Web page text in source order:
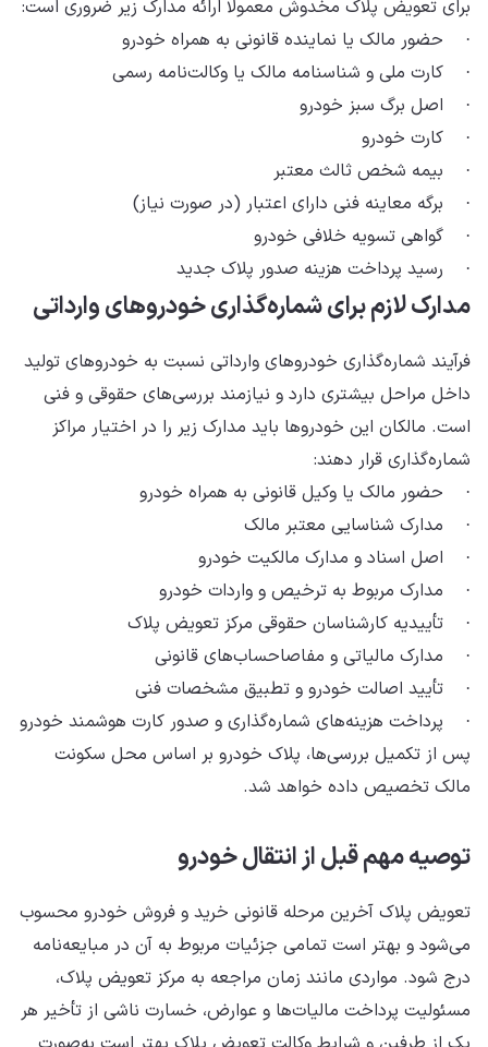
برای تعویض پلاک مخدوش معمولاً ارائه مدارک زیر ضروری است:
· حضور مالک یا نماینده قانونی به همراه خودرو
· کارت ملی و شناسنامه مالک یا وکالت‌نامه رسمی
· اصل برگ سبز خودرو
· کارت خودرو
· بیمه شخص ثالث معتبر
· برگه معاینه فنی دارای اعتبار (در صورت نیاز)
· گواهی تسویه خلافی خودرو
· رسید پرداخت هزینه صدور پلاک جدید
مدارک لازم برای شماره‌گذاری خودروهای وارداتی
فرآیند شماره‌گذاری خودروهای وارداتی نسبت به خودروهای تولید
داخل مراحل بیشتری دارد و نیازمند بررسی‌های حقوقی و فنی
است. مالکان این خودروها باید مدارک زیر را در اختیار مراکز
شماره‌گذاری قرار دهند:
· حضور مالک یا وکیل قانونی به همراه خودرو
· مدارک شناسایی معتبر مالک
· اصل اسناد و مدارک مالکیت خودرو
· مدارک مربوط به ترخیص و واردات خودرو
· تأییدیه کارشناسان حقوقی مرکز تعویض پلاک
· مدارک مالیاتی و مفاصاحساب‌های قانونی
· تأیید اصالت خودرو و تطبیق مشخصات فنی
· پرداخت هزینه‌های شماره‌گذاری و صدور کارت هوشمند خودرو
پس از تکمیل بررسی‌ها، پلاک خودرو بر اساس محل سکونت
مالک تخصیص داده خواهد شد.
توصیه مهم قبل از انتقال خودرو
تعویض پلاک آخرین مرحله قانونی خرید و فروش خودرو محسوب
می‌شود و بهتر است تمامی جزئیات مربوط به آن در مبایعه‌نامه
درج شود. مواردی مانند زمان مراجعه به مرکز تعویض پلاک،
مسئولیت پرداخت مالیات‌ها و عوارض، خسارت ناشی از تأخیر هر